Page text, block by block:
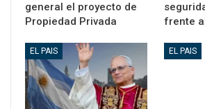
general el proyecto de
Propiedad Privada
frente
EL PAIS EL PAIS